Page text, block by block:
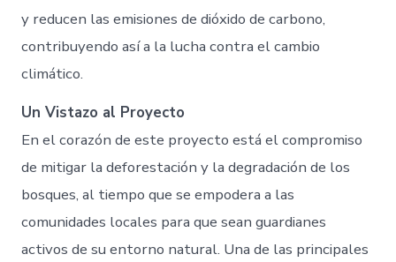
y reducen las emisiones de dióxido de carbono,
contribuyendo así a la lucha contra el cambio
climático.
Un Vistazo al Proyecto
En el corazón de este proyecto está el compromiso
de mitigar la deforestación y la degradación de los
bosques, al tiempo que se empodera a las
comunidades locales para que sean guardianes
activos de su entorno natural. Una de las principales